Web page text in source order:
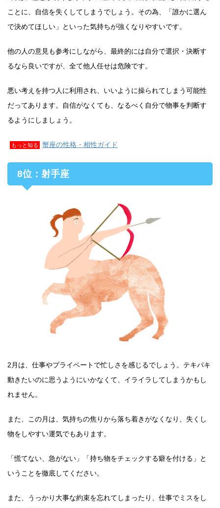
ことに、自信を失くしてしまうでしょう。その為、「誰かに選ん
で決めてほしい」といった気持ちが強くなりやすいです。
他の人の意見も参考にしながら、最終的には自分で選択・決断す
るなら良いですが、全て他人任せは危険です。
悪い考えを持つ人に利用され、いいように操られてしまう可能性
だってあります。自信がなくても、なるべく自分で物事を判断す
るようにしましょう。
もっと知る 蟹座の性格・相性ガイド
8位：射手座
2月は、仕事やプライベートで忙しさを感じるでしょう。テキパキ
動きたいのに思うようにいかなくて、イライラしてしまうかもし
れません。
また、この月は、気持ちの焦りから落ち着きがなくなり、失くし
物をしやすい運気でもあります。
「慌てない、急がない」「持ち物をチェックする癖を付ける」と
いうことを徹底してください。
また、うっかり大事な約束を忘れてしまったり、仕事でミスをし